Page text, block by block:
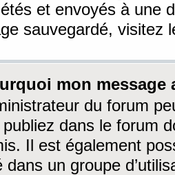
et envoyés à une
sauvegardé, visitez
mon message
du forum
dans le forum
Il est également
dans un groupe